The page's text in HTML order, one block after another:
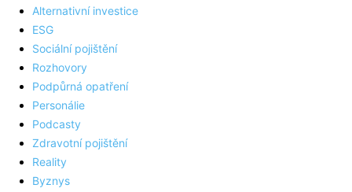
Alternativní investice
ESG
Sociální pojištění
Rozhovory
Podpůrná opatření
Personálie
Podcasty
Zdravotní pojištění
Reality
Byznys